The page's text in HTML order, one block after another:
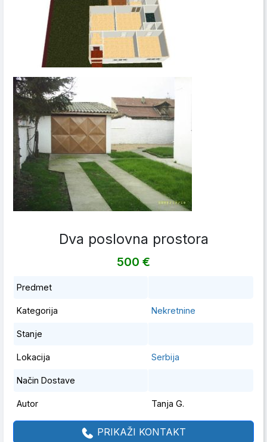
Dva poslovna prostora
500 €
Predmet
Kategorija Nekretnine
Stanje
Lokacija Serbija
Način Dostave
Autor Tanja G.
PRIKAŽI KONTAKT